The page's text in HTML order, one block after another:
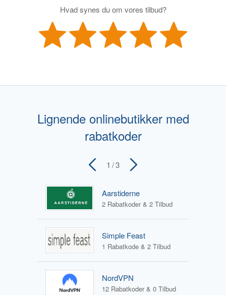
Hvad synes du om vores tilbud?
Lignende onlinebutikker med
rabatkoder
1 / 3
Aarstiderne
2 Rabatkoder & 2 Tilbud
Simple Feast
1 Rabatkode & 2 Tilbud
NordVPN
12 Rabatkoder & 0 Tilbud